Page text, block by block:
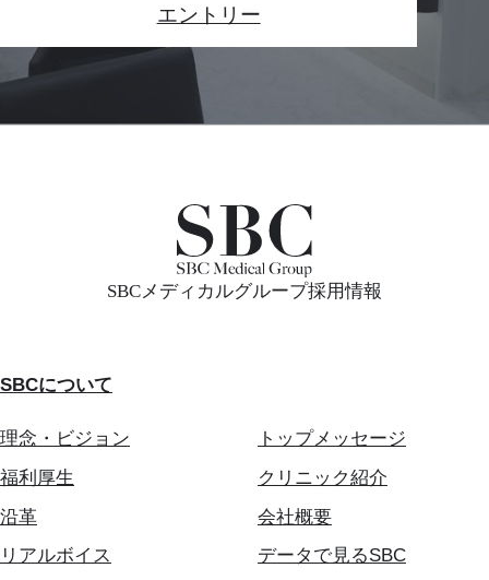
エントリー
SBCメディカルグループ採用情報
SBCについて
理念・ビジョン
トップメッセージ
福利厚生
クリニック紹介
沿革
会社概要
リアルボイス
データで見るSBC